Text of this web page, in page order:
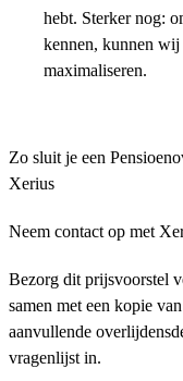
hebt. Sterker nog:
kennen, kunnen
maximaliseren.
Zo sluit je een
Xerius
Neem contact op met
Bezorg dit prijsvoorstel
samen met een kopie
aanvullende
vragenlijst in.